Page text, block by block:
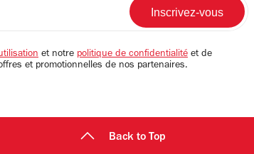
et notre politique de confidentialité et de
et promotionnelles de nos partenaires.
Back to Top